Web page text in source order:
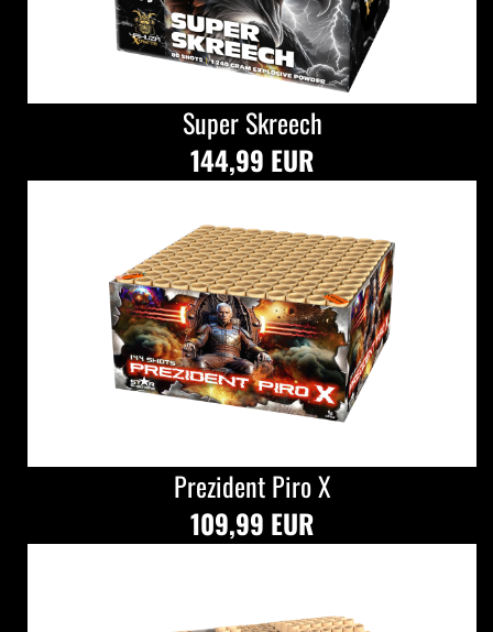
Super Skreech
144,99 EUR
Prezident Piro X
109,99 EUR